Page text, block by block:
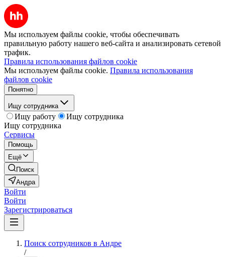
Мы используем файлы cookie, чтобы обеспечивать
правильную работу нашего веб-сайта и анализировать сетевой
трафик.
Правила использования файлов cookie
Мы используем файлы cookie. Правила использования
файлов cookie
Понятно
Ищу сотрудника
Ищу работу
Ищу сотрудника
Ищу сотрудника
Сервисы
Помощь
Ещё
Поиск
Андра
Войти
Войти
Зарегистрироваться
Поиск сотрудников в Андре
/